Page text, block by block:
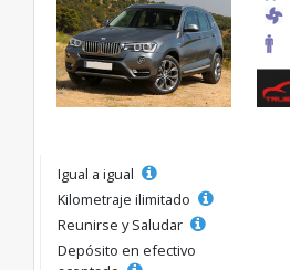
Igual a igual
Kilometraje ilimitado
Reunirse y Saludar
Depósito en efectivo